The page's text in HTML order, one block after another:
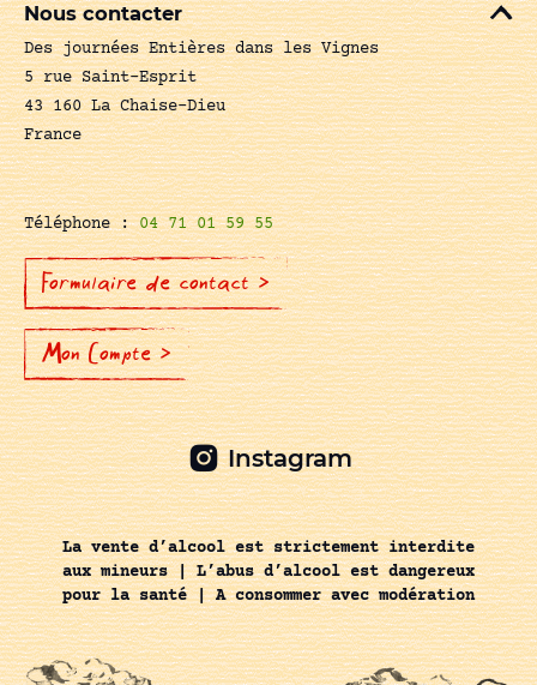
Nous contacter
Des journées Entières dans les Vignes
5 rue Saint-Esprit
43 160 La Chaise-Dieu
France
Téléphone :04 71 01 59 55
Formulaire de contact >
Mon Compte >
Instagram
La vente d’alcool est strictement interdite
aux mineurs | L’abus d’alcool est dangereux
pour la santé | A consommer avec modération